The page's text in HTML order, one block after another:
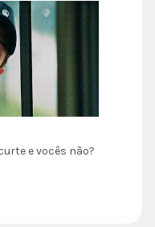
e vocês não?